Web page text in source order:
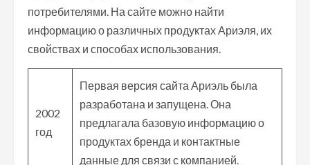
потребителями. На сайте можно найти
информацию о различных продуктах Ариэля, их
свойствах и способах использования.
2002
год
Первая версия сайта Ариэль была
разработана и запущена. Она
предлагала базовую информацию о
продуктах бренда и контактные
данные для связи с компанией.